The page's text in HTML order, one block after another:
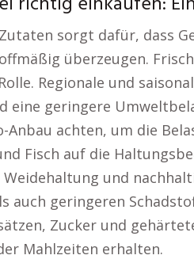
sorgt dafür, dass
überzeugen.
Regionale und
eine geringere
Anbau achten, um die
Fisch auf die
und
auch geringeren
Zucker und
Mahlzeiten erhalten.